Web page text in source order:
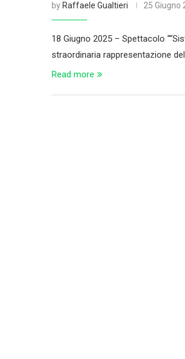
by Raffaele Gualtieri 25 Giugno
18 Giugno 2025 – Spettacolo
straordinaria rappresentazione
Read more